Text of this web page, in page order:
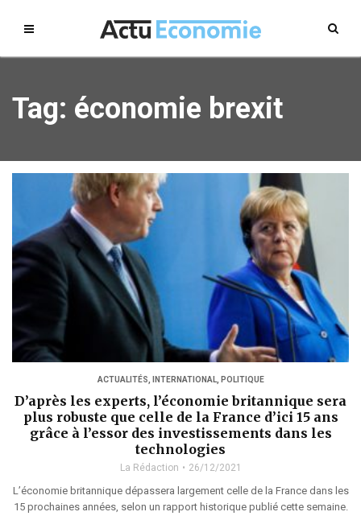
Tag: économie brexit
ACTUALITÉS, INTERNATIONAL, POLITIQUE
D’après les experts, l’économie britannique sera
plus robuste que celle de la France d’ici 15 ans
grâce à l’essor des investissements dans les
technologies
La Rédaction 26/12/2021
L’économie britannique dépassera largement celle de la France dans les
15 prochaines années, selon un rapport historique publié cette semaine.